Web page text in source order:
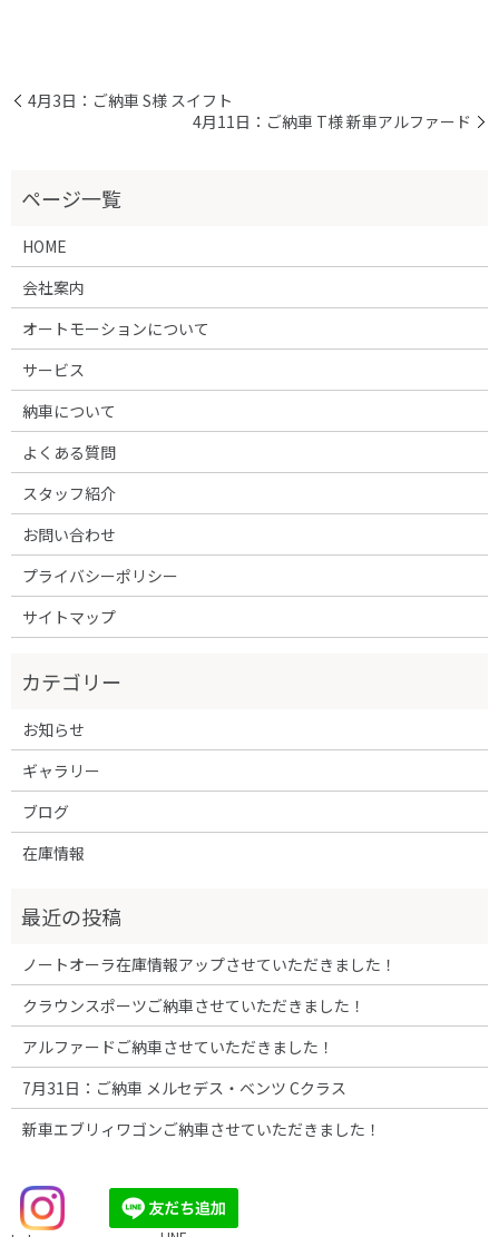
4月3日：ご納車 S様 スイフト
4月11日：ご納車 T様 新車アルファード
HOME
会社案内
オートモーションについて
サービス
納車について
よくある質問
スタッフ紹介
お問い合わせ
プライバシーポリシー
サイトマップ
お知らせ
ギャラリー
ブログ
在庫情報
ノートオーラ在庫情報アップさせていただきました！
クラウンスポーツご納車させていただきました！
アルファードご納車させていただきました！
7月31日：ご納車 メルセデス・ベンツ Cクラス
新車エブリィワゴンご納車させていただきました！